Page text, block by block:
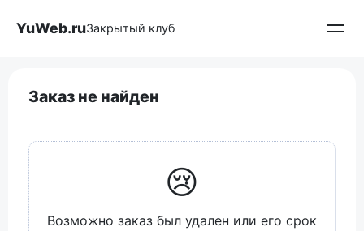
YuWeb.ruЗакрытый клуб
Заказ не найден
😢
Возможно заказ был удален или его срок